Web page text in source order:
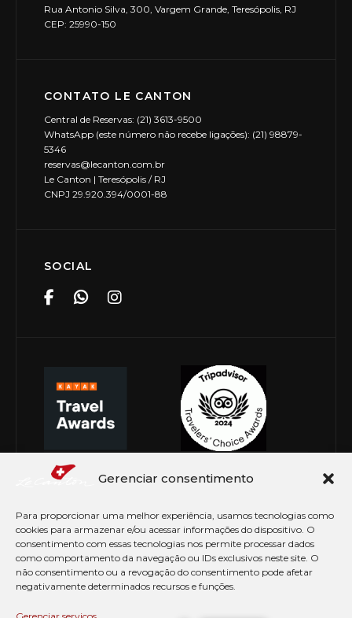
Gerenciar consentimento
Para proporcionar uma melhor experiência, usamos tecnologias como
cookies para armazenar e/ou acessar informações do dispositivo. O
consentimento com essas tecnologias nos permite processar dados
como comportamento da navegação ou IDs exclusivos neste site. O
não consentimento ou a revogação do consentimento pode afetar
negativamente determinados recursos e funções.
Rua Antonio Silva, 300, Vargem Grande, Teresópolis, RJ
CEP: 25990-150
CONTATO LE CANTON
Central de Reservas: (21) 3613-9500
WhatsApp (este número não recebe ligações): (21) 98879-
5346
reservas@lecanton.com.br
Le Canton | Teresópolis / RJ
CNPJ 29.920.394/0001-88
SOCIAL
© Copyright 2026 Le Canton. Todos os direitos